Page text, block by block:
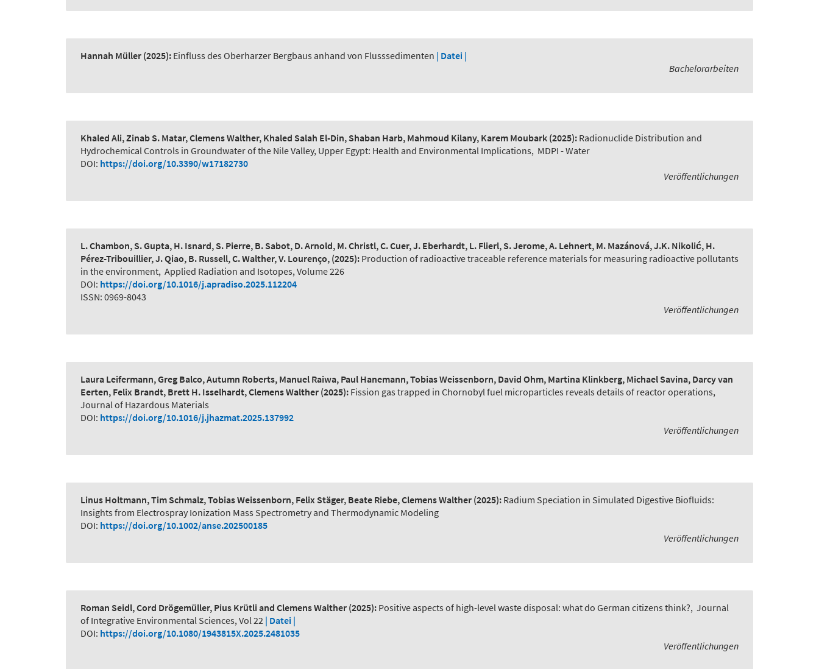
Hannah Müller (2025): Einfluss des Oberharzer Bergbaus anhand von Flusssedimenten | Datei |
Bachelorarbeiten
Khaled Ali, Zinab S. Matar, Clemens Walther, Khaled Salah El-Din, Shaban Harb, Mahmoud Kilany, Karem Moubark (2025): Radionuclide Distribution and
Hydrochemical Controls in Groundwater of the Nile Valley, Upper Egypt: Health and Environmental Implications, MDPI - Water
DOI: https://doi.org/10.3390/w17182730
Veröffentlichungen
L. Chambon, S. Gupta, H. Isnard, S. Pierre, B. Sabot, D. Arnold, M. Christl, C. Cuer, J. Eberhardt, L. Flierl, S. Jerome, A. Lehnert, M. Mazánová, J.K. Nikolić, H.
Pérez-Tribouillier, J. Qiao, B. Russell, C. Walther, V. Lourenço, (2025): Production of radioactive traceable reference materials for measuring radioactive pollutants
in the environment, Applied Radiation and Isotopes, Volume 226
DOI: https://doi.org/10.1016/j.apradiso.2025.112204
ISSN: 0969-8043
Veröffentlichungen
Laura Leifermann, Greg Balco, Autumn Roberts, Manuel Raiwa, Paul Hanemann, Tobias Weissenborn, David Ohm, Martina Klinkberg, Michael Savina, Darcy van
Eerten, Felix Brandt, Brett H. Isselhardt, Clemens Walther (2025): Fission gas trapped in Chornobyl fuel microparticles reveals details of reactor operations,
Journal of Hazardous Materials
DOI: https://doi.org/10.1016/j.jhazmat.2025.137992
Veröffentlichungen
Linus Holtmann, Tim Schmalz, Tobias Weissenborn, Felix Stäger, Beate Riebe, Clemens Walther (2025): Radium Speciation in Simulated Digestive Biofluids:
Insights from Electrospray Ionization Mass Spectrometry and Thermodynamic Modeling
DOI: https://doi.org/10.1002/anse.202500185
Veröffentlichungen
Roman Seidl, Cord Drögemüller, Pius Krütli and Clemens Walther (2025): Positive aspects of high-level waste disposal: what do German citizens think?, Journal
of Integrative Environmental Sciences, Vol 22 | Datei |
DOI: https://doi.org/10.1080/1943815X.2025.2481035
Veröffentlichungen